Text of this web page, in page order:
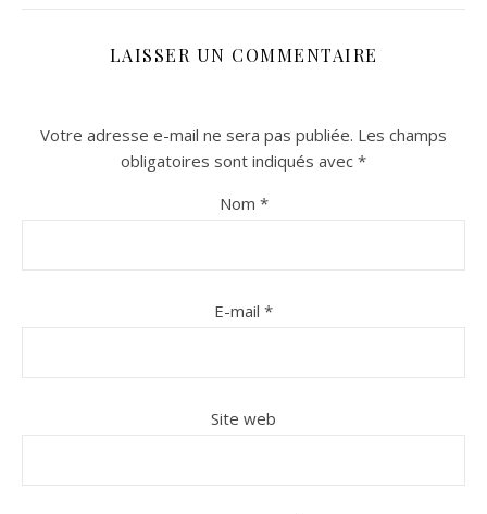
LAISSER UN COMMENTAIRE
Votre adresse e-mail ne sera pas publiée. Les champs
obligatoires sont indiqués avec *
Nom *
E-mail *
Site web